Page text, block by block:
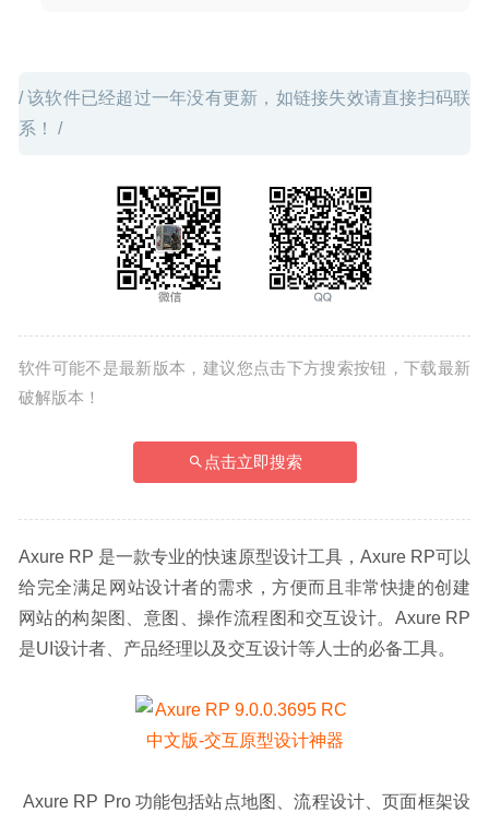
/ 该软件已经超过一年没有更新，如链接失效请直接扫码联
系！ /
软件可能不是最新版本，建议您点击下方搜索按钮，下载最新
破解版本！
点击立即搜索
Axure RP 是一款专业的快速原型设计工具，Axure RP可以
给完全满足网站设计者的需求，方便而且非常快捷的创建
网站的构架图、意图、操作流程图和交互设计。Axure RP
是UI设计者、产品经理以及交互设计等人士的必备工具。
Axure RP Pro 功能包括站点地图、流程设计、页面框架设